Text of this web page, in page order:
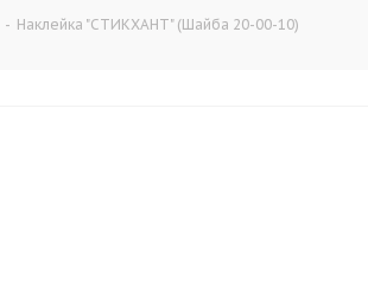
- Наклейка "СТИКХАНТ" (Шайба 20-00-10)